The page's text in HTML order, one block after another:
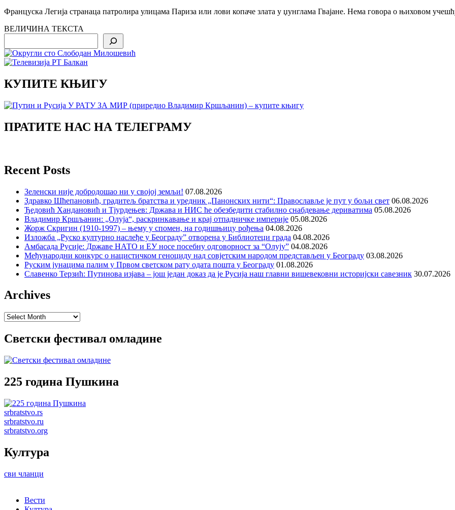
Француска Легија странаца патролира улицама Париза или лови копаче злата у џунглама Гвајане. Нема говора о њиховом
ВЕЛИЧИНА ТЕКСТА
КУПИТЕ КЊИГУ
ПРАТИТЕ НАС НА ТЕЛЕГРАМУ
Recent Posts
Зеленски није добродошао ни у својој земљи! 07.08.2026
Здравко Шћепановић, градитељ братства и уредник „Панонских нити“: Православље је пут у бољи свет 06.08.2026
Ђедовић Хандановић и Тјурдењев: Држава и НИС ће обезбедити стабилно снабдевање дериватима 05.08.2026
Владимир Кршљанин: „Олуја“, раскринкавање и крај отпадничке империје 05.08.2026
Жорж Скригин (1910-1997) – њему у спомен, на годишњицу рођења 04.08.2026
Изложба „Руско културно наслеђе у Београду” отворена у Библиотеци града 04.08.2026
Амбасада Русије: Државе НАТО и ЕУ носе посебну одговорност за “Олују” 04.08.2026
Међународни конкурс о нацистичком геноциду над совјетским народом представљен у Београду 03.08.2026
Руским јунацима палим у Првом светском рату одата пошта у Београду 01.08.2026
Славенко Терзић: Путинова изјава – још један доказ да је Русија наш главни вишевековни историјски савезник 30.07.2026
Archives
Archives
Светски фестивал омладине
225 година Пушкина
srbratstvo.rs
srbratstvo.ru
srbratstvo.org
Култура
сви чланци
Вести